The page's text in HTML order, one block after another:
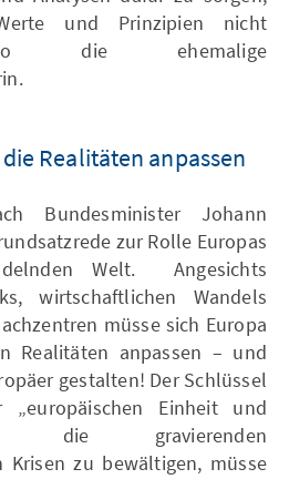
und Prinzipien nicht
so die ehemalige
Realitäten anpassen
Bundesminister Johann
zur Rolle Europas
Welt. Angesichts
wirtschaftlichen Wandels
müsse sich Europa
Realitäten anpassen – und
gestalten! Der Schlüssel
Einheit und
die gravierenden
Krisen zu bewältigen, müsse